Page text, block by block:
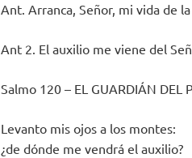
Ant. Arranca, Señor, mi vida de
Ant 2. El auxilio me viene del
Salmo 120 – EL GUARDIÁN DEL
Levanto mis ojos a los montes:
¿de dónde me vendrá el auxilio?